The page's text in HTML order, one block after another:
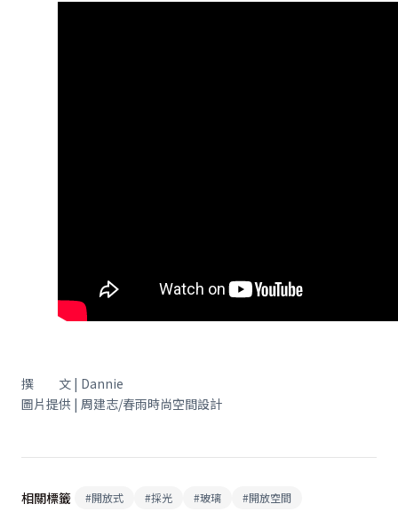
撰 文 | Dannie
圖片提供 | 周建志/春雨時尚空間設計
相關標籤 #開放式 #採光 #玻璃 #開放空間